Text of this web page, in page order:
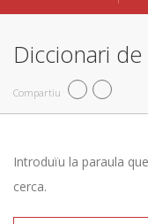
Diccionari
Compartiu
Introduïu la paraula
cerca.